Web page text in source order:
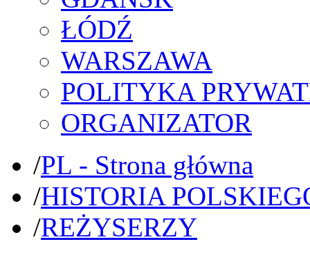
ŁÓDŹ
WARSZAWA
POLITYKA
ORGANIZATOR
/PL - Strona główna
/HISTORIA
/REŻYSERZY